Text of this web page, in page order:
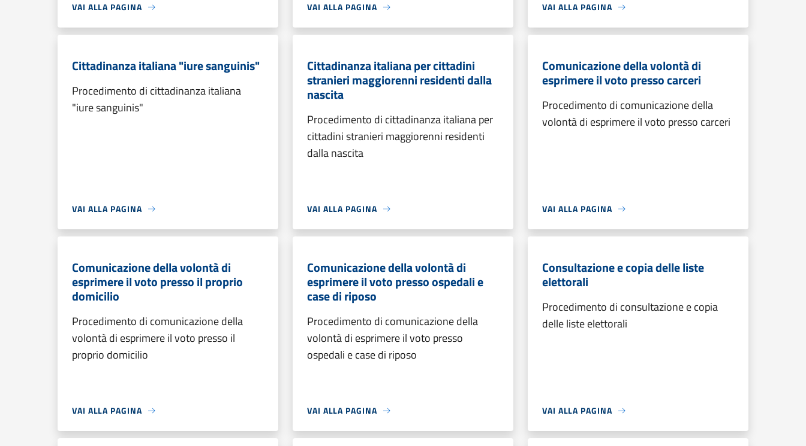
VAI ALLA PAGINA VAI ALLA PAGINA VAI ALLA PAGINA
Cittadinanza italiana "iure sanguinis"
Procedimento di cittadinanza italiana
"iure sanguinis"
VAI ALLA PAGINA
Cittadinanza italiana per cittadini
stranieri maggiorenni residenti dalla
nascita
Procedimento di cittadinanza italiana per
cittadini stranieri maggiorenni residenti
dalla nascita
VAI ALLA PAGINA
Comunicazione della volontà di
esprimere il voto presso carceri
Procedimento di comunicazione della
volontà di esprimere il voto presso carceri
VAI ALLA PAGINA
Comunicazione della volontà di
esprimere il voto presso il proprio
domicilio
Procedimento di comunicazione della
volontà di esprimere il voto presso il
proprio domicilio
VAI ALLA PAGINA
Comunicazione della volontà di
esprimere il voto presso ospedali e
case di riposo
Procedimento di comunicazione della
volontà di esprimere il voto presso
ospedali e case di riposo
VAI ALLA PAGINA
Consultazione e copia delle liste
elettorali
Procedimento di consultazione e copia
delle liste elettorali
VAI ALLA PAGINA